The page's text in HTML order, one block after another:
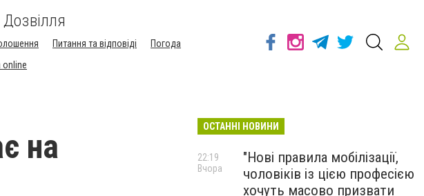
Дозвілля
Питання та відповіді
Погода
online
на
ОСТАННІ НОВИНИ
"Нові правила мобілізації,
чоловіків із цією професією
хочуть масово призвати
22:19
Вчора